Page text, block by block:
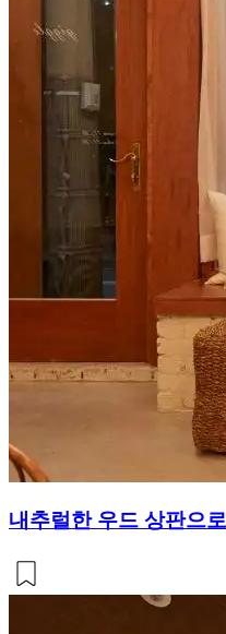
내추럴한 우드 상판으